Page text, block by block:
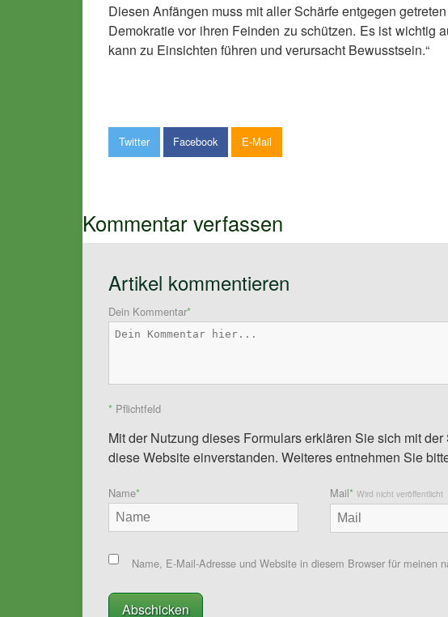
Diesen Anfängen muss mit aller Schärfe entgegen
Demokratie vor ihren Feinden zu schützen. Es ist wichtig
kann zu Einsichten führen und verursacht Bewusstsein.“
Twitter Facebook E-Mail
Kommentar verfassen
Artikel kommentieren
Dein Kommentar*
* Pflichtfeld
Mit der Nutzung dieses Formulars erklären Sie sich mit
diese Website einverstanden. Weiteres entnehmen Sie
Name* Mail* Wird nicht veröffentlicht
Name, E-Mail-Adresse und Website in diesem Browser für meinen